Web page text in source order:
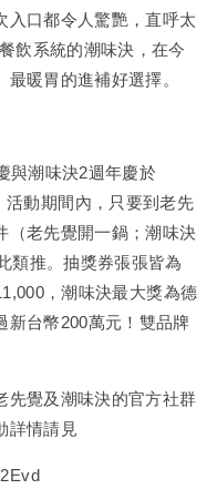
入口都令人驚艷，直呼太
飲系統的潮味決，在今
暖胃的進補好選擇。
與潮味決2週年慶於
活動期間內，只要到老先
（老先覺開一鍋；潮味決
類推。抽獎券張張皆為
，潮味決最大獎為德
新台幣200萬元！雙品牌
先覺及潮味決的官方社群
詳情請見